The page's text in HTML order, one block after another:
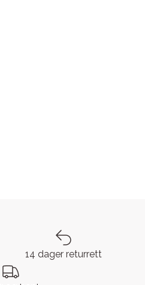
14 dager returrett